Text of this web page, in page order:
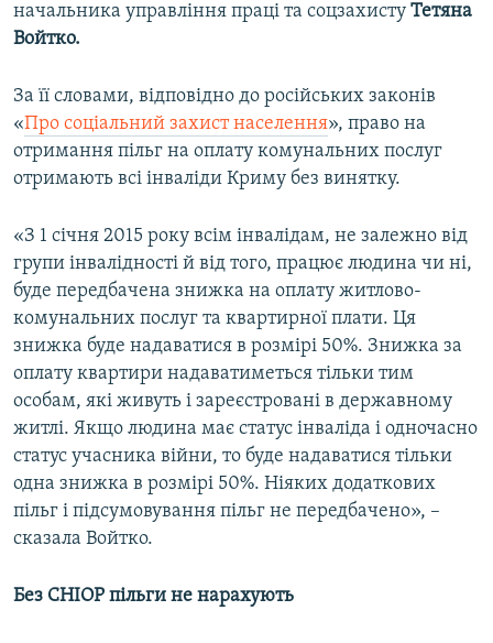
начальника управління праці та соцзахисту Тетяна
Войтко.
За її словами, відповідно до російських законів
«Про соціальний захист населення», право на
отримання пільг на оплату комунальних послуг
отримають всі інваліди Криму без винятку.
«З 1 січня 2015 року всім інвалідам, не залежно від
групи інвалідності й від того, працює людина чи ні,
буде передбачена знижка на оплату житлово-
комунальних послуг та квартирної плати. Ця
знижка буде надаватися в розмірі 50%. Знижка за
оплату квартири надаватиметься тільки тим
особам, які живуть і зареєстровані в державному
житлі. Якщо людина має статус інваліда і одночасно
статус учасника війни, то буде надаватися тільки
одна знижка в розмірі 50%. Ніяких додаткових
пільг і підсумовування пільг не передбачено», –
сказала Войтко.
Без СНІОР пільги не нарахують